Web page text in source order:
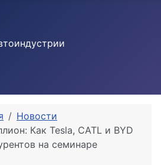
Новости
Как Tesla, CATL и BYD
на семинаре